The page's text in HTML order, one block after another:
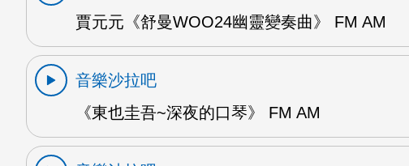
賈元元《舒曼WOO24幽靈變奏曲》 FM AM
音樂沙拉吧
《東也圭吾~深夜的口琴》 FM AM